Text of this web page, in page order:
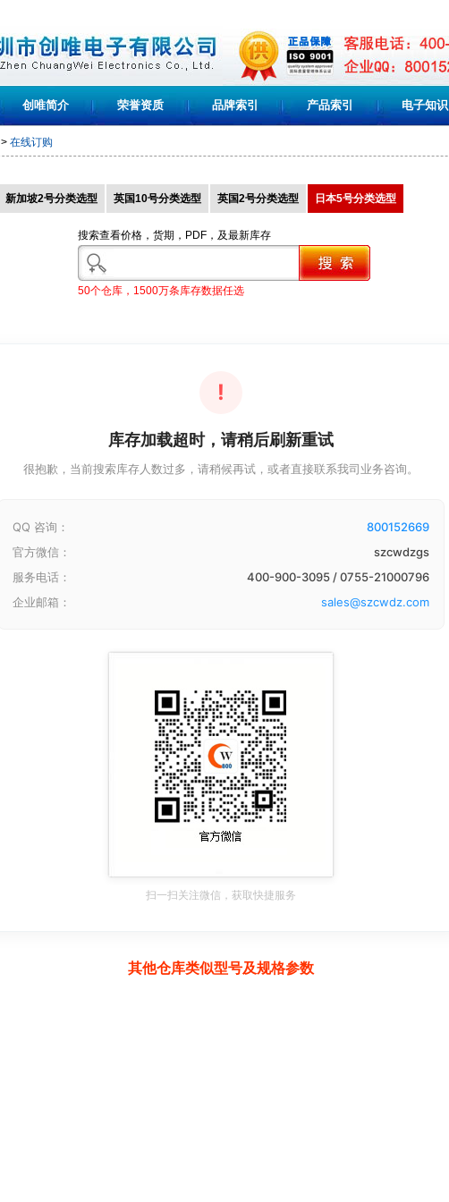
创唯简介 荣誉资质 品牌索引 产品索引 电子知识
> 在线订购
新加坡2号分类选型 英国10号分类选型 英国2号分类选型 日本5号分类选型
搜索查看价格，货期，PDF，及最新库存
50个仓库，1500万条库存数据任选
!
库存加载超时，请稍后刷新重试
很抱歉，当前搜索库存人数过多，请稍候再试，或者直接联系我司业务咨询。
QQ 咨询：
800152669
官方微信：
szcwdzgs
服务电话：
400-900-3095 / 0755-21000796
企业邮箱：
sales@szcwdz.com
扫一扫关注微信，获取快捷服务
其他仓库类似型号及规格参数